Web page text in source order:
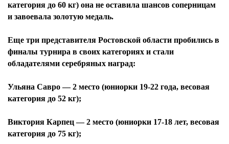
категория до 60 кг) она не оставила шансов соперницам
и завоевала золотую медаль.
Еще три представителя Ростовской области пробились в
финалы турнира в своих категориях и стали
обладателями серебряных наград:
Ульяна Савро — 2 место (юниорки 19-22 года, весовая
категория до 52 кг);
Виктория Карпец — 2 место (юниорки 17-18 лет, весовая
категория до 75 кг);